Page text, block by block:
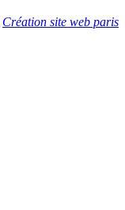
Création site web paris